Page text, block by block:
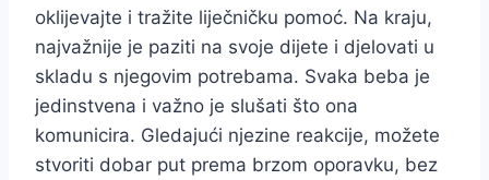
oklijevajte i tražite liječničku pomoć. Na kraju,
najvažnije je paziti na svoje dijete i djelovati u
skladu s njegovim potrebama. Svaka beba je
jedinstvena i važno je slušati što ona
komunicira. Gledajući njezine reakcije, možete
stvoriti dobar put prema brzom oporavku, bez